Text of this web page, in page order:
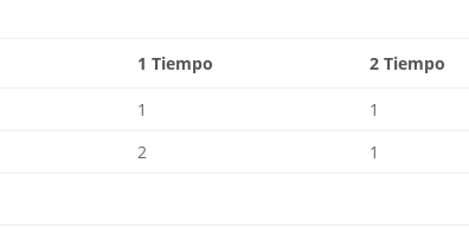
1 Tiempo 2 Tiempo
1 1
2 1